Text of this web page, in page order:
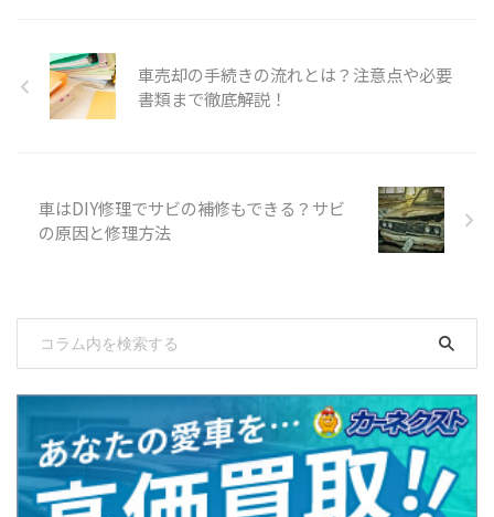
車売却の手続きの流れとは？注意点や必要
書類まで徹底解説！
車はDIY修理でサビの補修もできる？サビ
の原因と修理方法